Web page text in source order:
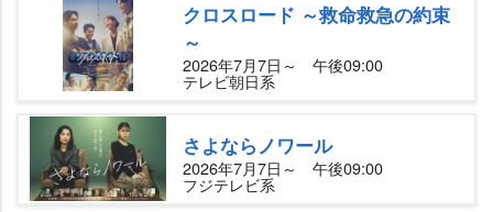
クロスロード ～救命救急の約束
～
2026年7月7日～ 午後09:00
テレビ朝日系
さよならノワール
2026年7月7日～ 午後09:00
フジテレビ系